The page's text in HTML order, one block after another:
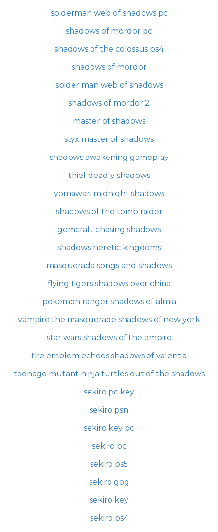
spiderman web of shadows pc
shadows of mordor pc
shadows of the colossus ps4
shadows of mordor
spider man web of shadows
shadows of mordor 2
master of shadows
styx master of shadows
shadows awakening gameplay
thief deadly shadows
yomawari midnight shadows
shadows of the tomb raider
gemcraft chasing shadows
shadows heretic kingdoms
masquerada songs and shadows
flying tigers shadows over china
pokemon ranger shadows of almia
vampire the masquerade shadows of new york
star wars shadows of the empire
fire emblem echoes shadows of valentia
teenage mutant ninja turtles out of the shadows
sekiro pc key
sekiro psn
sekiro key pc
sekiro pc
sekiro ps5
sekiro gog
sekiro key
sekiro ps4